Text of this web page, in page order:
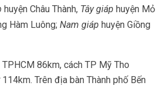
huyện Châu Thành, Tây giáp huyện Mỏ
Hàm Luông; Nam giáp huyện Giồng
TPHCM 86km, cách TP Mỹ Tho
Trên địa bàn Thành phố Bến